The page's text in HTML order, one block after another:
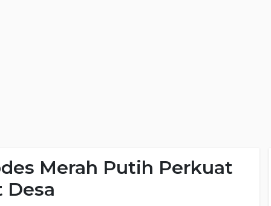
Merah Putih Perkuat
Desa